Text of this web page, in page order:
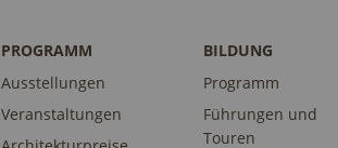
PROGRAMM
Ausstellungen
Veranstaltungen
BILDUNG
Programm
Führungen und
Touren